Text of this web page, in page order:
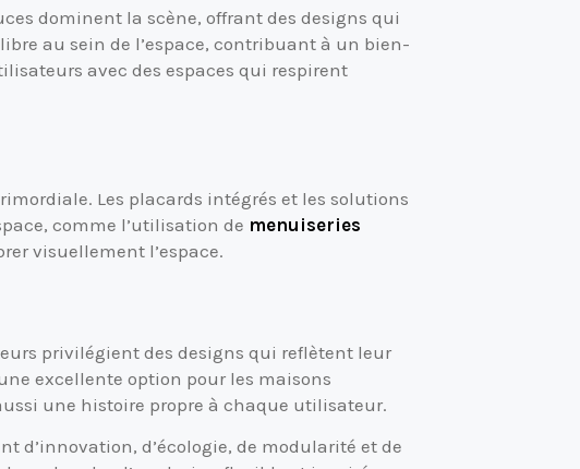
dominent la scène, offrant des designs qui
au sein de l’espace, contribuant à un bien-
avec des espaces qui respirent
Les placards intégrés et les solutions
comme l’utilisation de menuiseries
visuellement l’espace.
privilégient des designs qui reflètent leur
excellente option pour les maisons
une histoire propre à chaque utilisateur.
d’innovation, d’écologie, de modularité et de